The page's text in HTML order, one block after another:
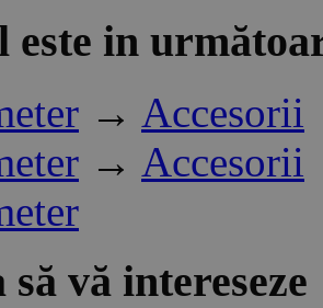
este in
→ Accesorii
→ Accesorii
vă intereseze